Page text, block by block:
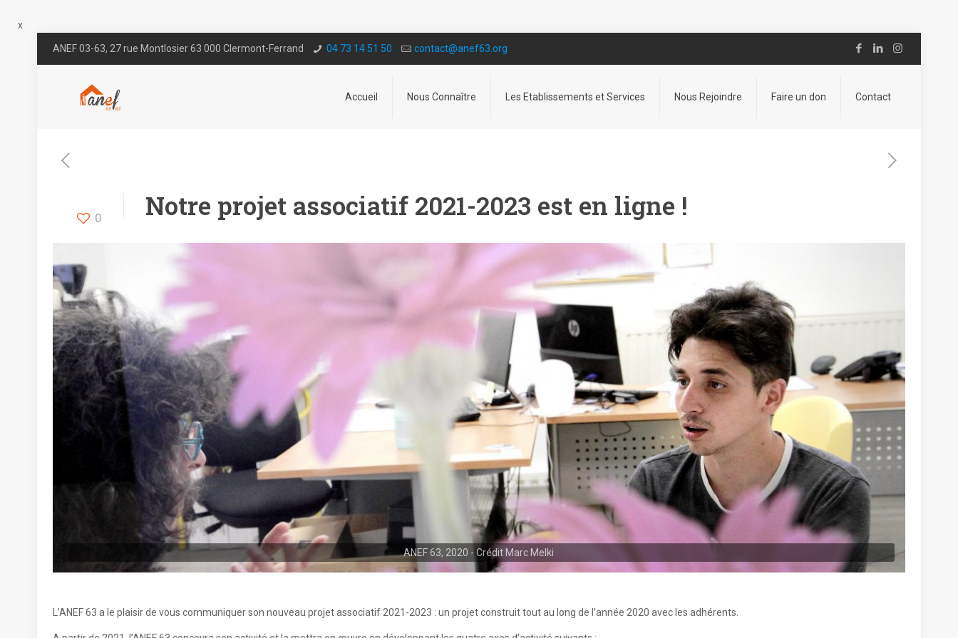
x
ANEF 03-63, 27 rue Montlosier 63 000 Clermont-Ferrand 04 73 14 51 50 contact@a­nef63.org
Accueil Nous Connaître Les Etablissements et Services Nous Rejoindre Faire un don Contact
0 Notre projet associatif 2021-2023 est en ligne !
ANEF 63, 2020 - Crédit Marc Melki
L’ANEF 63 a le plaisir de vous communiquer son nouveau projet associatif 2021-2023 : un projet construit tout au long de l’année 2020 avec les adhérents.